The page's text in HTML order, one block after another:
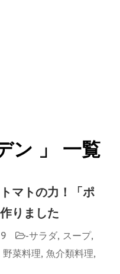
ン 」 一覧
マトの力！「ポ
りました
-サラダ, スープ,
野菜料理, 魚介類料理,